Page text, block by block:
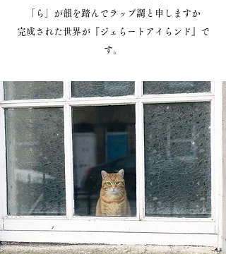
「ら」が韻を踏んでラップ調と申しますか
完成された世界が『ジェらートアイらンド』で
す。